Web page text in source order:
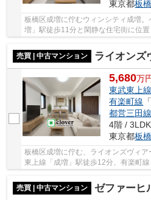
東京都板
板橋区成増に佇むウィンシティ成増
増」駅徒歩11分と閑静な住宅街に位
や子供に嬉しい公園等があり生活環境
売買 | 中古マンション
ライオンズ
5,680万
東武東上線
有楽町線
都営三田線
4階 /
東京都板
板橋区成増に佇む、ライオンズヴィ
東上線「成増」駅徒歩12分、有楽町
13分。「成増」駅前に24時間営業の
売買 | 中古マンション
ゼファーヒ